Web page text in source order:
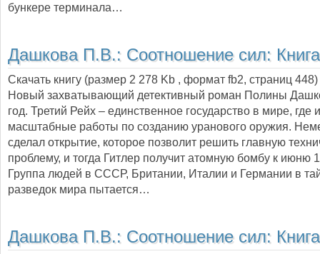
бункере терминала…
Дашкова П.В.: Соотношение сил:
Скачать книгу (размер 2 278 Kb , формат fb2, страниц 448
Новый захватывающий детективный роман Полины
год. Третий Рейх – единственное государство в мире, где
масштабные работы по созданию уранового оружия.
сделал открытие, которое позволит решить главную
проблему, и тогда Гитлер получит атомную бомбу к июню
Группа людей в СССР, Британии, Италии и Германии в
разведок мира пытается…
Дашкова П.В.: Соотношение сил: